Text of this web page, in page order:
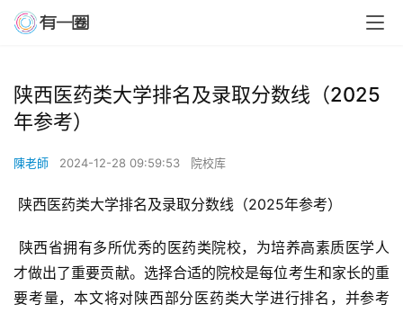
陕西医药类大学排名及录取分数线（2025
年参考）
陳老師 2024-12-28 09:59:53 院校库
陕西医药类大学排名及录取分数线（2025年参考）
才做出了重要贡献。选择合适的院校是每位考生和家长的重
要考量，本文将对陕西部分医药类大学进行排名，并参考